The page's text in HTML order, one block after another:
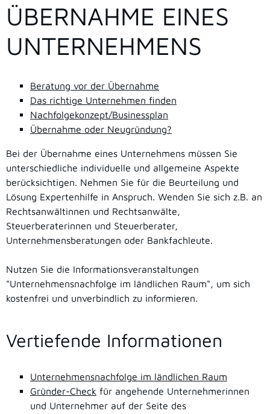
ÜBERNAHME EINES
UNTERNEHMENS
Beratung vor der Übernahme
Das richtige Unternehmen finden
Nachfolgekonzept/Businessplan
Übernahme oder Neugründung?
Bei der Übernahme eines Unternehmens müssen Sie
unterschiedliche individuelle und allgemeine Aspekte
berücksichtigen. Nehmen Sie für die Beurteilung und
Lösung Expertenhilfe in Anspruch. Wenden Sie sich z.B. an
Rechtsanwältinnen und Rechtsanwälte,
Steuerberaterinnen und Steuerberater,
Unternehmensberatungen oder Bankfachleute.
Nutzen Sie die Informationsveranstaltungen
"Unternehmensnachfolge im ländlichen Raum", um sich
kostenfrei und unverbindlich zu informieren.
Vertiefende Informationen
Unternehmensnachfolge im ländlichen Raum
Gründer-Check für angehende Unternehmerinnen
und Unternehmer auf der Seite des